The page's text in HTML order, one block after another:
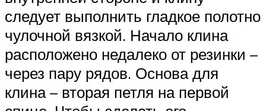
следует выполнить гладкое полотно
чулочной вязкой. Начало клина
расположено недалеко от резинки –
через пару рядов. Основа для
клина – вторая петля на первой